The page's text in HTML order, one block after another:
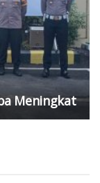
Meningkat